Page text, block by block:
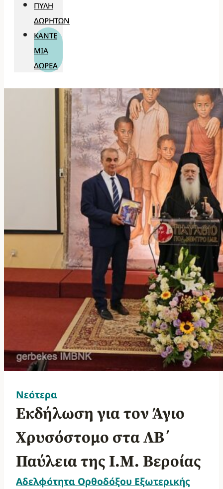
ΠΎΛΗ
ΔΩΡΗΤΏΝ
ΚΆΝΤΕ
ΜΊΑ
ΔΩΡΕΆ
Νεότερα
Εκδήλωση για τον Άγιο
Χρυσόστομο στα ΛΒ΄
Παύλεια της Ι.Μ. Βεροίας
Αδελφότητα Ορθοδόξου Εξωτερικής